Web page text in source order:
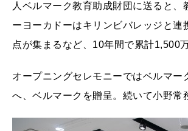
人ベルマーク教育助成財団に送ると
ーヨーカドーはキリンビバレッジと
点が集まるなど、10年間で累計1,500
オープニングセレモニーではベルマ
へ、ベルマークを贈呈。続いて小野